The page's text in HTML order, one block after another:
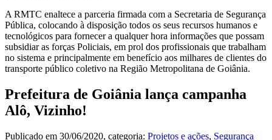
A RMTC enaltece a parceria firmada com a Secretaria de Segurança
Pública, colocando à disposição todos os seus recursos humanos e
tecnológicos para fornecer a qualquer hora informações que possam
subsidiar as forças Policiais, em prol dos profissionais que trabalham
no sistema e principalmente em benefício aos milhares de clientes do
transporte público coletivo na Região Metropolitana de Goiânia.
Prefeitura de Goiânia lança campanha
Alô, Vizinho!
Publicado em 30/06/2020, categoria: Projetos e ações, Segurança